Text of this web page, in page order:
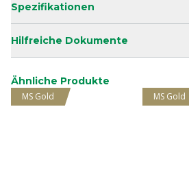
Spezifikationen
Hilfreiche Dokumente
Ähnliche Produkte
MS Gold MS Gold